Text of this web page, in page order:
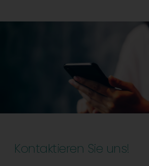
Kontaktieren Sie uns!